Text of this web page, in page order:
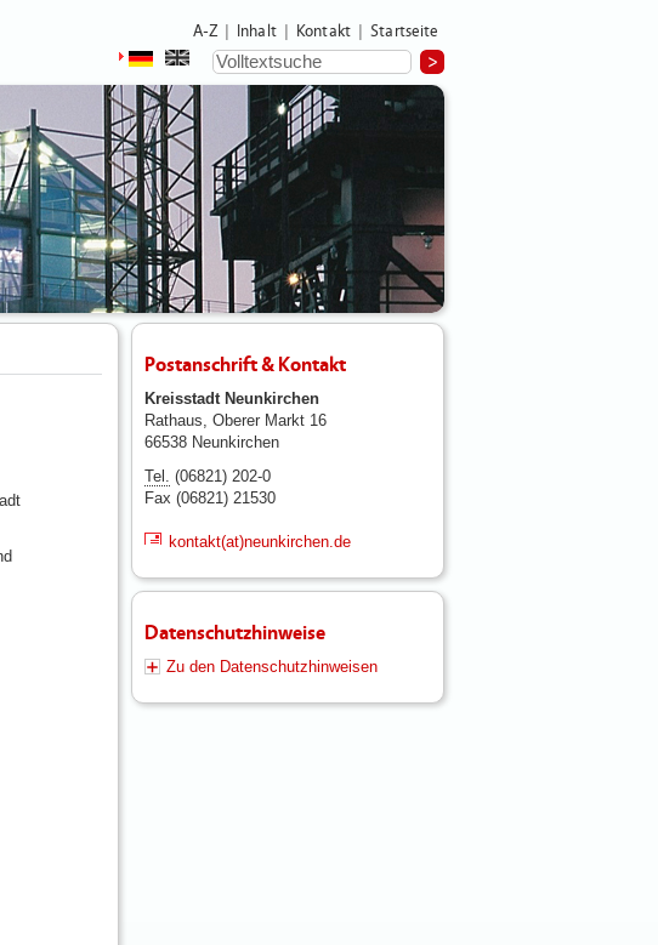
A-Z Inhalt Kontakt Startseite
Postanschrift & Kontakt
Kreisstadt Neunkirchen
Rathaus, Oberer Markt 16
66538 Neunkirchen
Tel. (06821) 202-0
Fax (06821) 21530
kontakt(at)neunkirchen.de
Datenschutzhinweise
Zu den Datenschutzhinweisen